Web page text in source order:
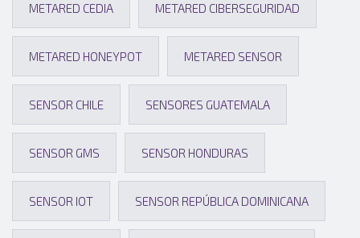
METARED CEDIA METARED CIBERSEGURIDAD
METARED HONEYPOT METARED SENSOR
SENSOR CHILE SENSORES GUATEMALA
SENSOR GMS SENSOR HONDURAS
SENSOR IOT SENSOR REPÚBLICA DOMINICANA